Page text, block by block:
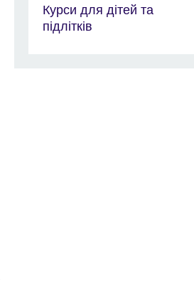
Курси для дітей та
підлітків